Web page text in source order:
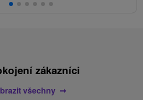
zákazníci
všechny